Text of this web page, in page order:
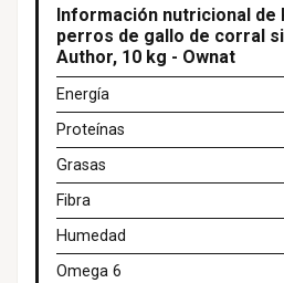
Información nutricional de
perros de gallo de corral
Author, 10 kg - Ownat
Energía
Proteínas
Grasas
Fibra
Humedad
Omega 6